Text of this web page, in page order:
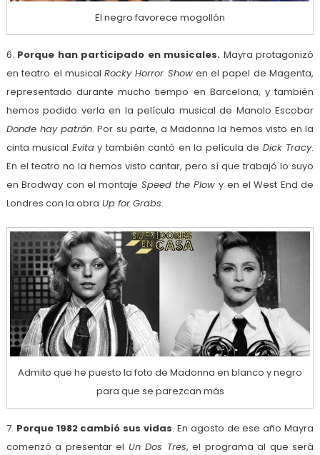
El negro favorece mogollón
6. Porque han participado en musicales. Mayra protagonizó
en teatro el musicalRocky Horror Showen el papel de Magenta,
representado durante mucho tiempo en Barcelona, y también
hemos podido verla en la película musical de Manolo Escobar
Donde hay patrón. Por su parte, a Madonna la hemos visto en la
cinta musical Evitay también cantó en la película de Dick Tracy.
En el teatro no la hemos visto cantar, pero sí que trabajó lo suyo
en Brodway con el montaje Speed the Plowy en el West End de
Londres con la obra Up for Grabs.
Admito que he puesto la foto de Madonna en blanco y negro
para que se parezcan más
7. Porque 1982 cambió sus vidas. En agosto de ese año Mayra
comenzó a presentar el Un Dos Tres, el programa al que será